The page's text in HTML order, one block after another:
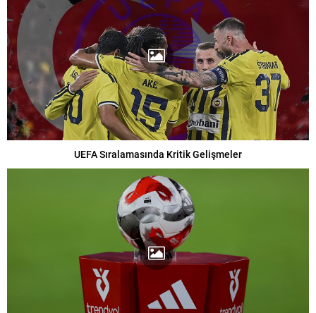
UEFA Sıralamasında Kritik Gelişmeler